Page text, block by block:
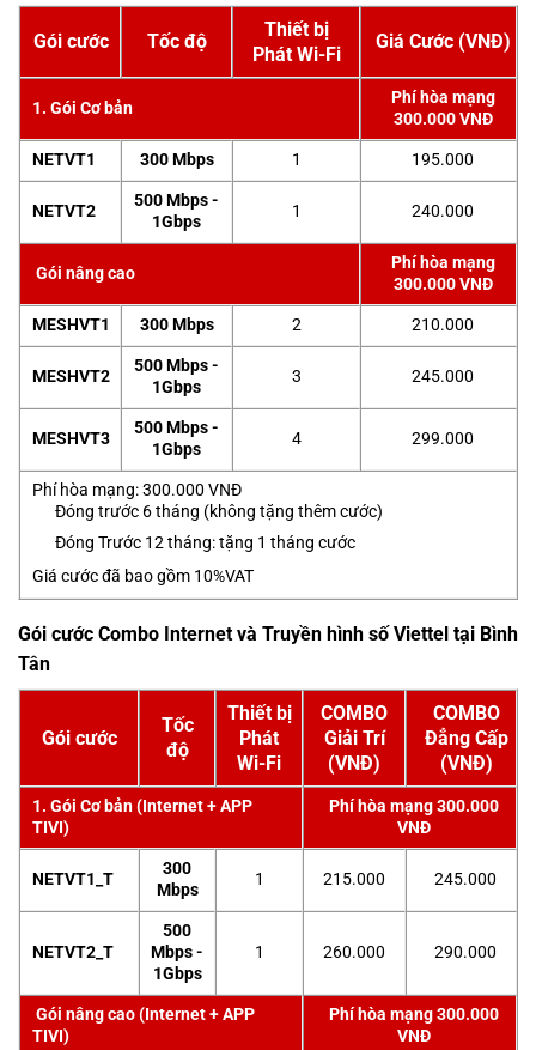
Gói cước Tốc độ
Thiết bị
Phát Wi-Fi
Giá Cước (VNĐ)
1. Gói Cơ bản
Phí hòa mạng
300.000 VNĐ
NETVT1
300 Mbps 1 195.000
NETVT2
500 Mbps -
1Gbps
1 240.000
Gói nâng cao
Phí hòa mạng
300.000 VNĐ
MESHVT1
300 Mbps 2 210.000
MESHVT2
500 Mbps -
1Gbps
3 245.000
MESHVT3
500 Mbps -
1Gbps
4 299.000
Phí hòa mạng: 300.000 VNĐ
Đóng trước 6 tháng (không tặng thêm cước)
Đóng Trước 12 tháng: tặng 1 tháng cước
Giá cước đã bao gồm 10%VAT
Gói cước Combo Internet và Truyền hình số Viettel tại Bình
Tân
Gói cước
Tốc
độ
Thiết bị
Phát
Wi-Fi
COMBO
Giải Trí
(VNĐ)
COMBO
Đẳng Cấp
(VNĐ)
1. Gói Cơ bản (Internet + APP
TIVI)
Phí hòa mạng 300.000
VNĐ
NETVT1_T
300
Mbps
1 215.000 245.000
NETVT2_T
500
Mbps -
1Gbps
1 260.000 290.000
Gói nâng cao (Internet + APP
TIVI)
Phí hòa mạng 300.000
VNĐ